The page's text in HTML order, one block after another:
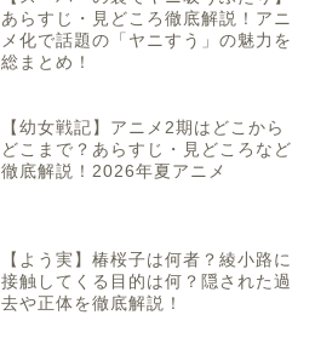
あらすじ・見どころ徹底解説！アニ
メ化で話題の「ヤニすう」の魅力を
総まとめ！
【幼女戦記】アニメ2期はどこから
どこまで？あらすじ・見どころなど
徹底解説！2026年夏アニメ
【よう実】椿桜子は何者？綾小路に
接触してくる目的は何？隠された過
去や正体を徹底解説！